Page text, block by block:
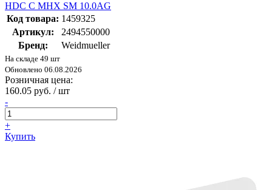
HDC C MHX SM 10.0AG
Код товара: 1459325
Артикул:
2494550000
Бренд:
Weidmueller
На складе 49 шт
Обновлено 06.08.2026
Розничная цена:
160.05 руб. / шт
-
+
Купить